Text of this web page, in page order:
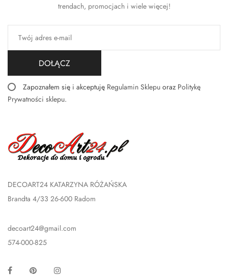
trendach, promocjach i wiele więcej!
DOŁĄCZ
Zapoznałem się i akceptuję Regulamin Sklepu oraz Politykę
Prywatności sklepu.
DECOART24 KATARZYNA RÓŻAŃSKA
Brandta 4/33 26-600 Radom
decoart24@gmail.com
574-000-825
Facebook Pinterest